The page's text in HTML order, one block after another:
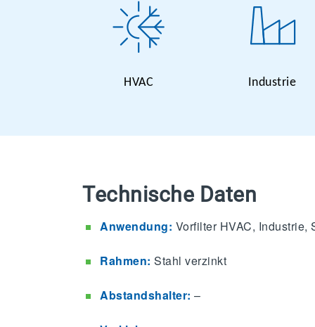
HVAC Industrie
Technische Daten
Anwendung: Vorfilter HVAC, Industrie,
Rahmen: Stahl verzinkt
Abstandshalter: –